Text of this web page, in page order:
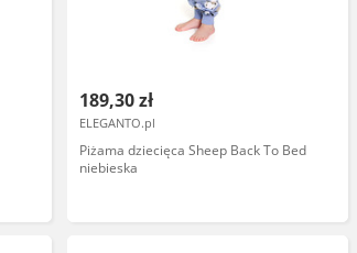
189,30 zł
ELEGANTO.pl
Piżama dziecięca Sheep Back To Bed
niebieska